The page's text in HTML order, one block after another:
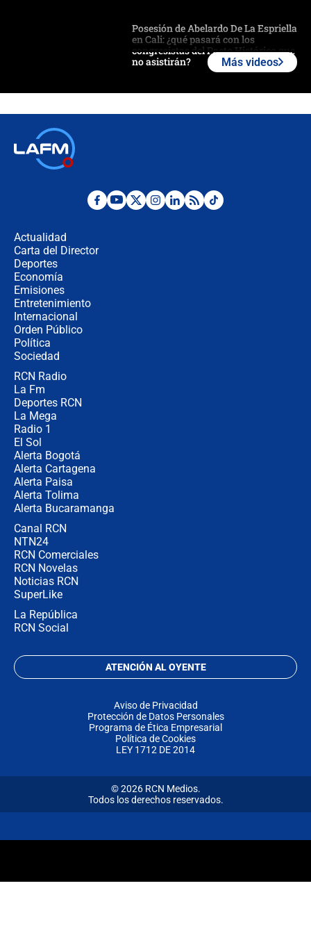
Posesión de Abelardo De La Espriella
en Cali: ¿qué pasará con los
congresistas del Pacto Histórico que
no asistirán?
¿Por qué De la Espriella gobernará
Más videos
Actualidad
Carta del Director
Deportes
Economía
Emisiones
Entretenimiento
Internacional
Orden Público
Política
Sociedad
RCN Radio
La Fm
Deportes RCN
La Mega
Radio 1
El Sol
Alerta Bogotá
Alerta Cartagena
Alerta Paisa
Alerta Tolima
Alerta Bucaramanga
Canal RCN
NTN24
RCN Comerciales
RCN Novelas
Noticias RCN
SuperLike
La República
RCN Social
ATENCIÓN AL OYENTE
Aviso de Privacidad
Protección de Datos Personales
Programa de Ética Empresarial
Política de Cookies
LEY 1712 DE 2014
© 2026 RCN Medios.
Todos los derechos reservados.